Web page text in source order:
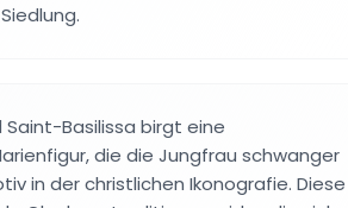
Saint-Basilissa birgt eine
die die Jungfrau schwanger
in der christlichen Ikonografie. Diese